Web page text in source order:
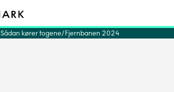
Sådan kører togene Fjernbanen 2024